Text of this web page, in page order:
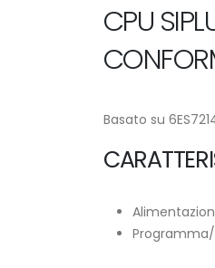
CPU
Basato su
Programma/